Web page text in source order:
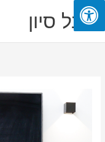
דילוג
לתוכןיובל סיון